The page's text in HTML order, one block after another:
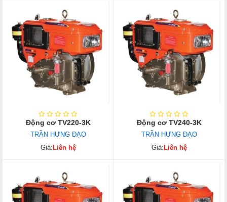
Động cơ TV220-3K
TRẦN HƯNG ĐẠO
Giá: Liên hệ
Động cơ TV240-3K
TRẦN HƯNG ĐẠO
Giá: Liên hệ